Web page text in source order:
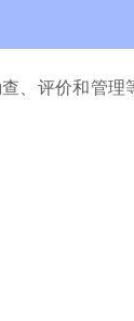
、评价和管理